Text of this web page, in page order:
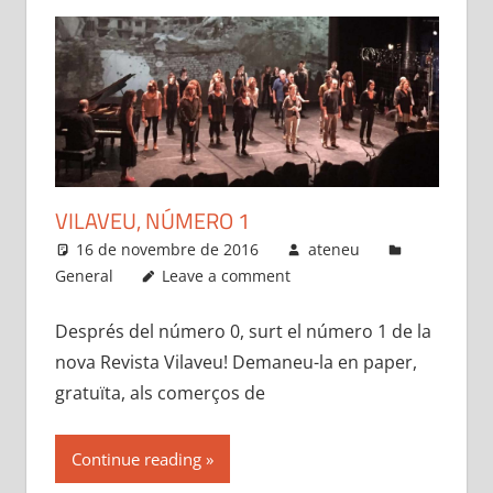
VILAVEU, NÚMERO 1
16 de novembre de 2016
ateneu
General
Leave a comment
Després del número 0, surt el número 1 de la
nova Revista Vilaveu! Demaneu-la en paper,
gratuïta, als comerços de
Continue reading